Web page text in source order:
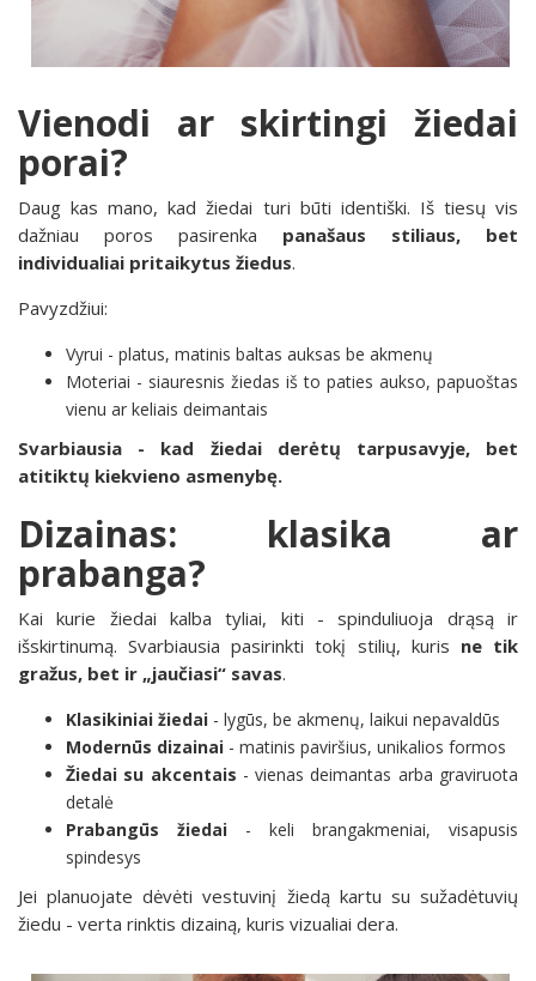
Vienodi ar skirtingi žiedai
porai?
Daug kas mano, kad žiedai turi būti identiški. Iš tiesų vis
dažniau poros pasirenka panašaus stiliaus, bet
individualiai pritaikytus žiedus.
Pavyzdžiui:
Vyrui - platus, matinis baltas auksas be akmenų
Moteriai - siauresnis žiedas iš to paties aukso, papuoštas
vienu ar keliais deimantais
Svarbiausia - kad žiedai derėtų tarpusavyje, bet
atitiktų kiekvieno asmenybę.
Dizainas: klasika ar
prabanga?
Kai kurie žiedai kalba tyliai, kiti - spinduliuoja drąsą ir
išskirtinumą. Svarbiausia pasirinkti tokį stilių, kuris ne tik
gražus, bet ir „jaučiasi“ savas.
Klasikiniai žiedai - lygūs, be akmenų, laikui nepavaldūs
Modernūs dizainai - matinis paviršius, unikalios formos
Žiedai su akcentais - vienas deimantas arba graviruota
detalė
Prabangūs žiedai - keli brangakmeniai, visapusis
spindesys
Jei planuojate dėvėti vestuvinį žiedą kartu su sužadėtuvių
žiedu - verta rinktis dizainą, kuris vizualiai dera.